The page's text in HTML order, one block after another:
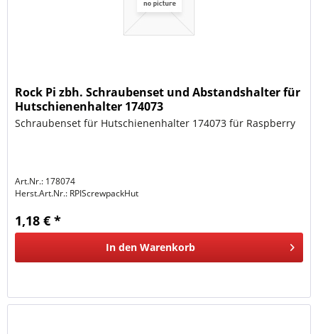
Rock Pi zbh. Schraubenset und Abstandshalter für
Hutschienenhalter 174073
Schraubenset für Hutschienenhalter 174073 für Raspberry
Art.Nr.: 178074
Herst.Art.Nr.: RPIScrewpackHut
1,18 € *
In den Warenkorb